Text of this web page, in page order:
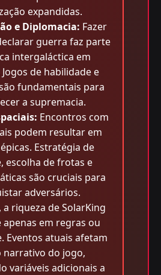
expandidas.
e Diplomacia: Fazer
guerra faz parte
intergaláctica em
de habilidade e
fundamentais para
a supremacia.
Encontros com
podem resultar em
Estratégia de
escolha de frotas e
são cruciais para
adversários.
riqueza de SolarKing
apenas em regras ou
Eventos atuais afetam
narrativo do jogo,
variáveis adicionais a